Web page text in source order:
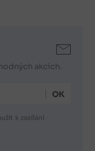
akcích.
k zasílání